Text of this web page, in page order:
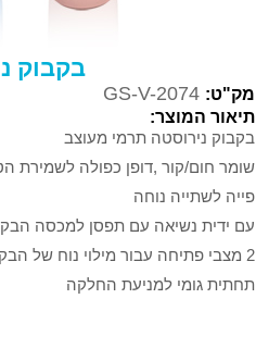
בקבוק
מק"ט: GS-V-2074
תיאור המוצר:
בקבוק נירוסטה תרמי מעוצב
שומר חום/קור ,דופן כפולה לשמירת
פייה לשתייה נוחה
עם ידית נשיאה עם תפסן למכסה
2 מצבי פתיחה עבור מילוי נוח של הבקבוק
תחתית גומי למניעת החלקה